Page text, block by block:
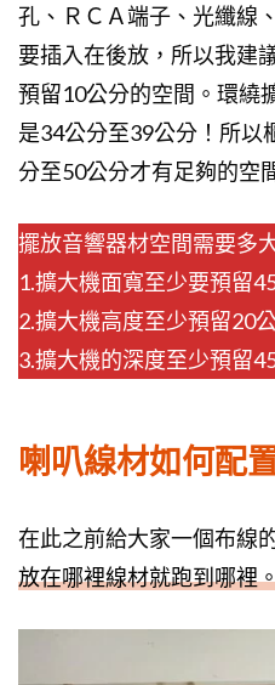
孔、ＲＣＡ端子、光纖線
要插入在後放，所以我建
預留10公分的空間。環繞
是34公分至39公分！所以
分至50公分才有足夠的空
擺放音響器材空間需要多
1.擴大機面寬至少要預留
2.擴大機高度至少預留20
3.擴大機的深度至少預留
喇叭線材如何配
在此之前給大家一個布線
放在哪裡線材就跑到哪裡